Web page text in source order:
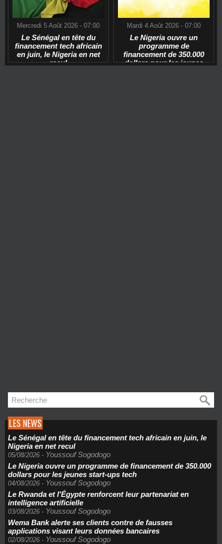
Mercredi 5 Août 2026 - 07:00
Le Sénégal en tête du
financement tech africain
en juin, le Nigeria en net
recul
Mardi 4 Août 2026 - 07:00
Le Nigeria ouvre un
programme de
financement de 350.000
dollars pour les jeunes
LES NEWS
Le Sénégal en tête du financement tech africain en juin, le
Nigeria en net recul
05/08/2026 - Youssouf Sogodogo
Le Nigeria ouvre un programme de financement de 350.000
dollars pour les jeunes start-ups tech
04/08/2026 - Youssouf Sogodogo
Le Rwanda et l'Égypte renforcent leur partenariat en
intelligence artificielle
03/08/2026 - Youssouf Sogodogo
Wema Bank alerte ses clients contre de fausses
applications visant leurs données bancaires
02/08/2026 - Youssouf Sogodogo